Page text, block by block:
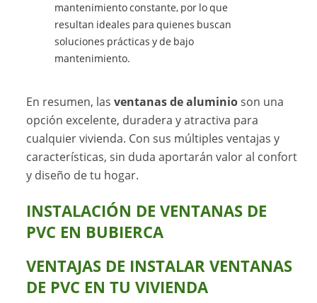
mantenimiento constante, por lo que
resultan ideales para quienes buscan
soluciones prácticas y de bajo
mantenimiento.
En resumen, lasventanas de aluminioson una
opción excelente, duradera y atractiva para
cualquier vivienda. Con sus múltiples ventajas y
características, sin duda aportarán valor al confort
y diseño de tu hogar.
INSTALACIÓN DE VENTANAS DE
PVC EN BUBIERCA
VENTAJAS DE INSTALAR VENTANAS
DE PVC EN TU VIVIENDA